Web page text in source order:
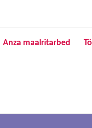
Anza maalritarbed